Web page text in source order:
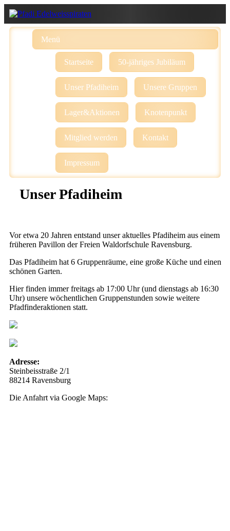
Menü
Startseite 50-jähriges Jubiläum
Unser Pfadiheim Unsere Gruppen
Lager&Aktionen Knotenpunkt
Mitglied werden Kontakt
Impressum
Unser Pfadiheim
Vor etwa 20 Jahren entstand unser aktuelles Pfadiheim aus einem
früheren Pavillon der Freien Waldorfschule Ravensburg.
Das Pfadiheim hat 6 Gruppenräume, eine große Küche und einen
schönen Garten.
Hier finden immer freitags ab 17:00 Uhr (und dienstags ab 16:30
Uhr) unsere wöchentlichen Gruppenstunden sowie weitere
Pfadfinderaktionen statt.
Adresse:
Steinbeisstraße 2/1
88214 Ravensburg
Die Anfahrt via Google Maps: